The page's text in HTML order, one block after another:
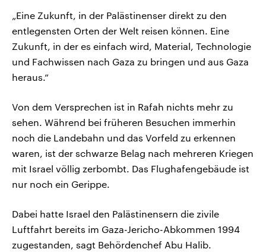
„Eine Zukunft, in der Palästinenser direkt zu den
entlegensten Orten der Welt reisen können. Eine
Zukunft, in der es einfach wird, Material, Technologie
und Fachwissen nach Gaza zu bringen und aus Gaza
heraus.“
Von dem Versprechen ist in Rafah nichts mehr zu
sehen. Während bei früheren Besuchen immerhin
noch die Landebahn und das Vorfeld zu erkennen
waren, ist der schwarze Belag nach mehreren Kriegen
mit Israel völlig zerbombt. Das Flughafengebäude ist
nur noch ein Gerippe.
Dabei hatte Israel den Palästinensern die zivile
Luftfahrt bereits im Gaza-Jericho-Abkommen 1994
zugestanden, sagt Behördenchef Abu Halib.